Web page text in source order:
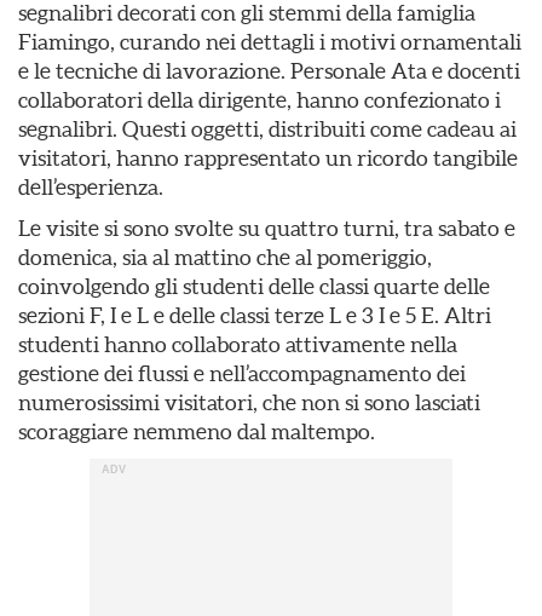
segnalibri decorati con gli stemmi della famiglia
Fiamingo, curando nei dettagli i motivi ornamentali
e le tecniche di lavorazione. Personale Ata e docenti
collaboratori della dirigente, hanno confezionato i
segnalibri. Questi oggetti, distribuiti come cadeau ai
visitatori, hanno rappresentato un ricordo tangibile
dell’esperienza.
Le visite si sono svolte su quattro turni, tra sabato e
domenica, sia al mattino che al pomeriggio,
coinvolgendo gli studenti delle classi quarte delle
sezioni F, I e L e delle classi terze L e 3 I e 5 E. Altri
studenti hanno collaborato attivamente nella
gestione dei flussi e nell’accompagnamento dei
numerosissimi visitatori, che non si sono lasciati
scoraggiare nemmeno dal maltempo.